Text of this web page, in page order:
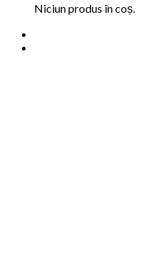
Niciun produs în coș.